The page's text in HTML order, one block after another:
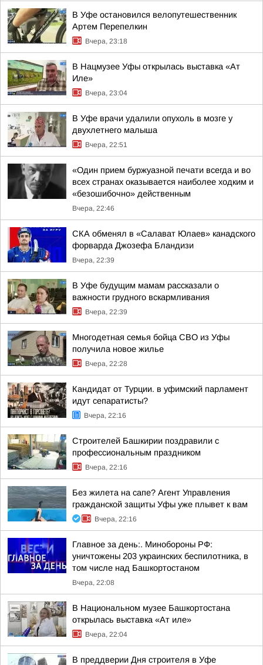
В Уфе остановился велопутешественник
Артем Перепелкин
Вчера, 23:18
В Нацмузее Уфы открылась выставка «Ат
Иле»
Вчера, 23:04
В Уфе врачи удалили опухоль в мозге у
двухлетнего малыша
Вчера, 22:51
«Один прием буржуазной печати всегда и во
всех странах оказывается наиболее ходким и
«безошибочно» действенным
Вчера, 22:46
СКА обменял в «Салават Юлаев» канадского
форварда Джозефа Бландизи
Вчера, 22:39
В Уфе будущим мамам рассказали о
важности грудного вскармливания
Вчера, 22:39
Многодетная семья бойца СВО из Уфы
получила новое жилье
Вчера, 22:28
Кандидат от Турции. в уфимский парламент
идут сепаратисты?
Вчера, 22:16
Строителей Башкирии поздравили с
профессиональным праздником
Вчера, 22:16
Без жилета на сапе? Агент Управления
гражданской защиты Уфы уже плывет к вам
Вчера, 22:16
Главное за день:. Минобороны РФ:
уничтожены 203 украинских беспилотника, в
том числе над Башкортостаном
Вчера, 22:08
В Национальном музее Башкортостана
открылась выставка «Ат иле»
Вчера, 22:04
В преддверии Дня строителя в Уфе